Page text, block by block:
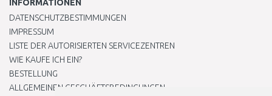
INFORMATIONEN
DATENSCHUTZBESTIMMUNGEN
IMPRESSUM
LISTE DER AUTORISIERTEN SERVICEZENTREN
WIE KAUFE ICH EIN?
BESTELLUNG
ALLGEMEINEN GESCHÄFTSBEDINGUNGEN